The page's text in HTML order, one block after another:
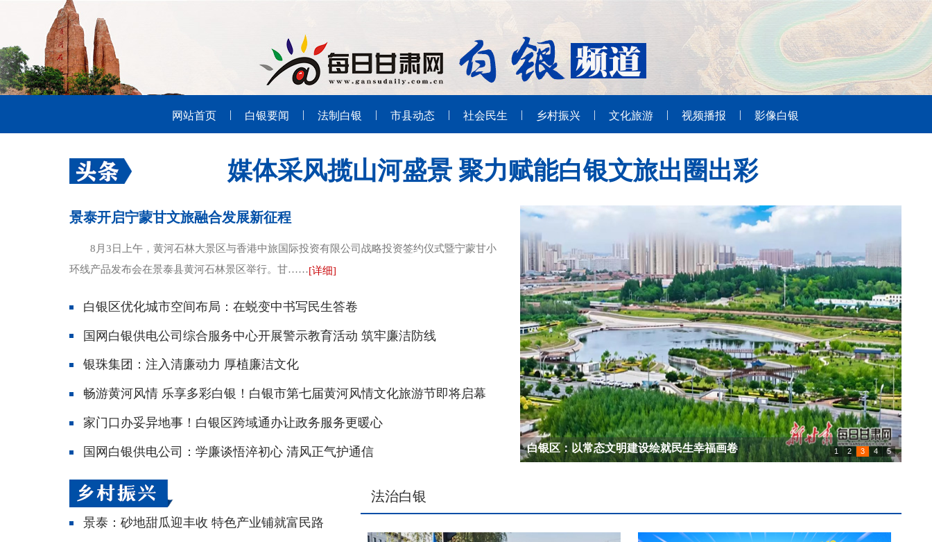
网站首页 | 白银要闻 | 法制白银 | 市县动态 | 社会民生 | 乡村振兴 | 文化旅游 | 视频播报 | 影像白银
媒体采风揽山河盛景 聚力赋能白银文旅出圈出彩
景泰开启宁蒙甘文旅融合发展新征程
8月3日上午，黄河石林大景区与香港中旅国际投资有限公司战略投资签约仪式暨宁蒙甘小
环线产品发布会在景泰县黄河石林景区举行。甘……[详细]
白银区优化城市空间布局：在蜕变中书写民生答卷
国网白银供电公司综合服务中心开展警示教育活动 筑牢廉洁防线
银珠集团：注入清廉动力 厚植廉洁文化
畅游黄河风情 乐享多彩白银！白银市第七届黄河风情文化旅游节即将启幕
家门口办妥异地事！白银区跨域通办让政务服务更暖心
国网白银供电公司：学廉谈悟淬初心 清风正气护通信 国网白银供电公司携两项成果首次亮相上海碳博会 1 2 3 4 5
景泰：砂地甜瓜迎丰收 特色产业铺就富民路
法治白银